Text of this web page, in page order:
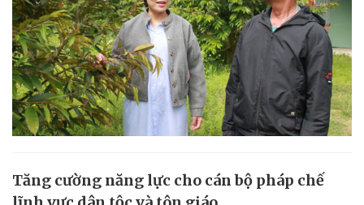
Tăng cường năng lực cho cán bộ pháp chế